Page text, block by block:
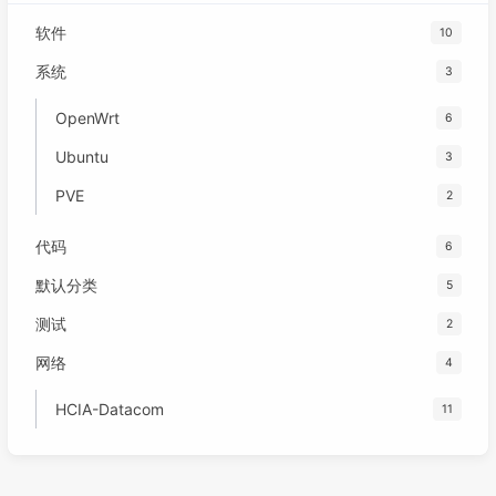
软件 10
系统 3
OpenWrt 6
Ubuntu 3
PVE 2
代码 6
默认分类 5
测试 2
网络 4
HCIA-Datacom 11